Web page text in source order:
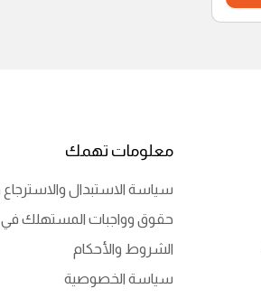
معلومات تهمك
سياسة الاستبدال والاسترجاع
حقوق وواجبات المستهلك
الشروط والأحكام
سياسة الخصوصية